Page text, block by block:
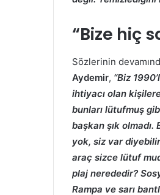
“Bize hiç
Sözlerinin
Aydemir, “Biz
ihtiyacı olan
bunları lütufmuş
başkan şık
yok, siz var
araç sizce lütuf
plaj nerededir?
Rampa ve sarı